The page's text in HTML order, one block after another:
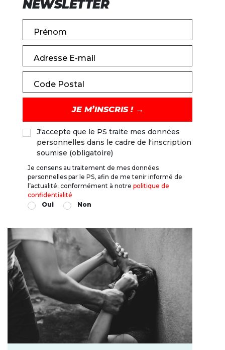
NEWSLETTER
Prénom
Adresse E-mail
Code Postal
J'accepte que le PS traite mes données
personnelles dans le cadre de l'inscription
soumise (obligatoire)
Je consens au traitement de mes données
personnelles par le PS, afin de me tenir informé de
l’actualité; conformément à notre politique de
confidentialité
Oui
Non